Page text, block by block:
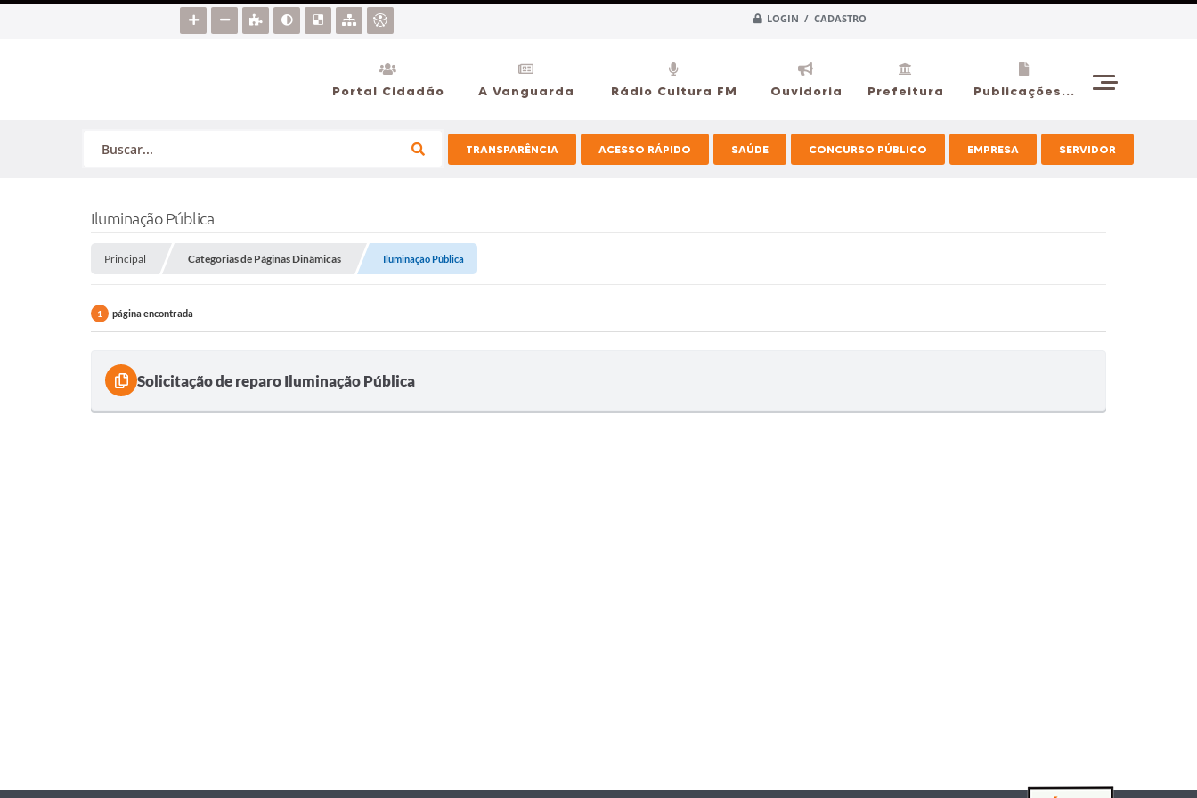
LOGIN / CADASTRO
Portal Cidadão A Vanguarda Rádio Cultura FM Ouvidoria Prefeitura Publicações...
TRANSPARÊNCIA ACESSO RÁPIDO SAÚDE CONCURSO PÚBLICO EMPRESA SERVIDOR
Iluminação Pública
Principal Categorias de Páginas Dinâmicas Iluminação Pública
1 página encontrada
Solicitação de reparo Iluminação Pública